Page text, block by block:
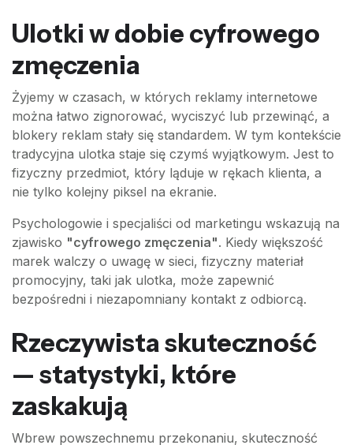
Ulotki w dobie cyfrowego
zmęczenia
Żyjemy w czasach, w których reklamy internetowe
można łatwo zignorować, wyciszyć lub przewinąć, a
blokery reklam stały się standardem. W tym kontekście
tradycyjna ulotka staje się czymś wyjątkowym. Jest to
fizyczny przedmiot, który ląduje w rękach klienta, a
nie tylko kolejny piksel na ekranie.
Psychologowie i specjaliści od marketingu wskazują na
zjawisko "cyfrowego zmęczenia". Kiedy większość
marek walczy o uwagę w sieci, fizyczny materiał
promocyjny, taki jak ulotka, może zapewnić
bezpośredni i niezapomniany kontakt z odbiorcą.
Rzeczywista skuteczność
— statystyki, które
zaskakują
Wbrew powszechnemu przekonaniu, skuteczność